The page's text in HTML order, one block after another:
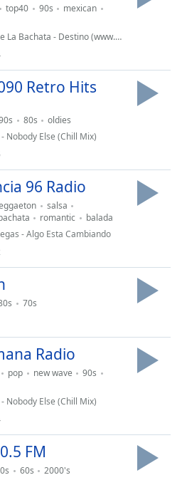
top40 90s
mexican
Bachata - Destino (www.setbeat.com)
Retro Hits
80s
oldies
Nobody Else (Chill Mix)
96 Radio
salsa
romantic
balada
- Algo Esta Cambiando
70s
Radio
pop new wave
90s
Nobody Else (Chill Mix)
FM
60s
2000's